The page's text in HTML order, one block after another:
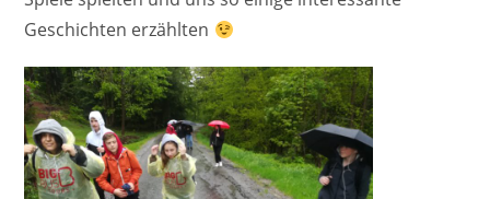
Geschichten erzählten